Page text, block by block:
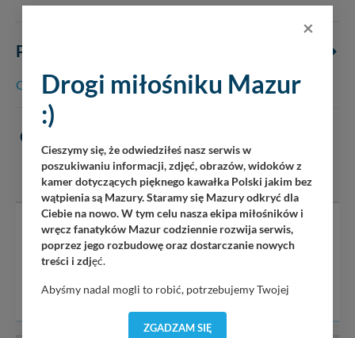
PODSTRONY OBIEKTU
Cennik, opis do cen atrakcje w okolicy
OPINIE
DODAJ OPINIĘ
Serwis mazury24.eu nie ponosi odpowiedzialności za treść
komentarzy i opinii. Prosimy o zamieszczanie komentarzy
dotyczących danej tematyki dyskusji. Wpisy niezwiązane z
usuwane.
×
Drogi miłośniku Mazur
:)
Cieszymy się, że odwiedziłeś nasz serwis w
poszukiwaniu informacji, zdjęć, obrazów, widoków z
kamer dotyczących pięknego kawałka Polski jakim bez
wątpienia są Mazury. Staramy się Mazury odkryć dla
Ciebie na nowo. W tym celu nasza ekipa miłośników i
wręcz fanatyków Mazur codziennie rozwija serwis,
poprzez jego rozbudowę oraz dostarczanie nowych
treści i zdjęć.
Abyśmy nadal mogli to robić, potrzebujemy Twojej
dostosować do Twoich preferencji. Twoje dane (w tym
ZGADZAM SIĘ